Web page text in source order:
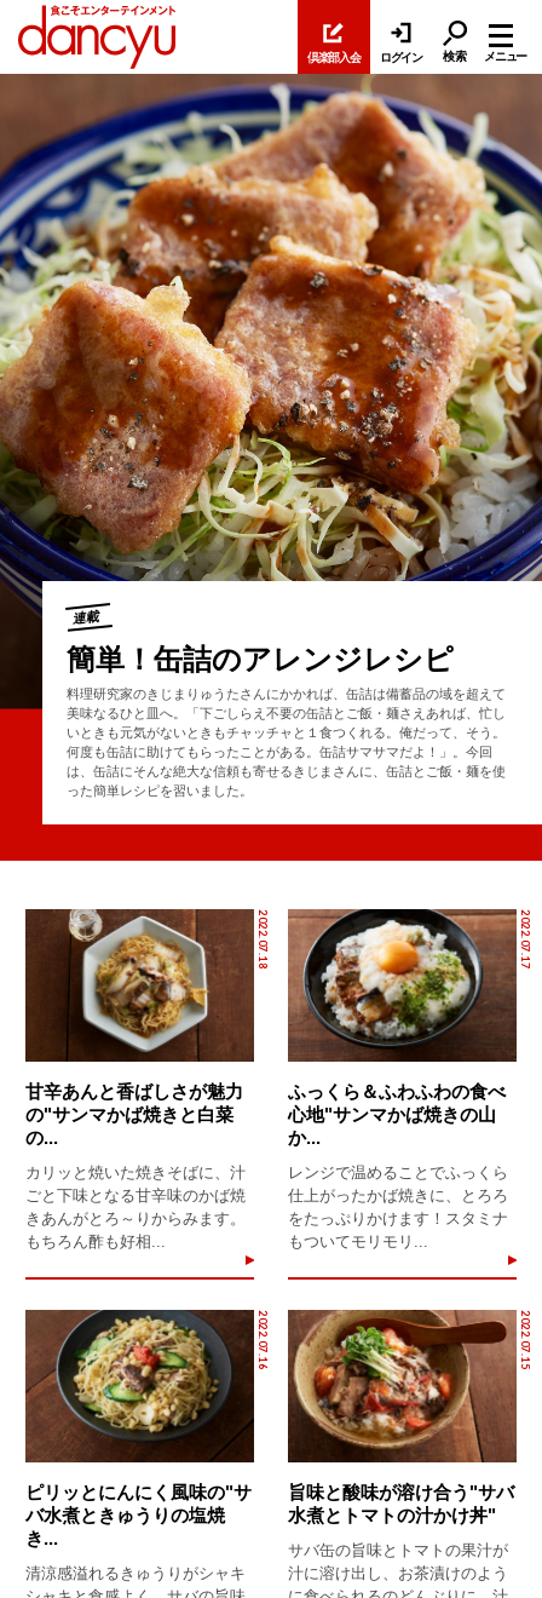
倶楽部入会 ログイン 検索 メニュー
連載
簡単！缶詰のアレンジレシピ
料理研究家のきじまりゅうたさんにかかれば、缶詰は備蓄品の域を超えて
美味なるひと皿へ。「下ごしらえ不要の缶詰とご飯・麺さえあれば、忙し
いときも元気がないときもチャッチャと１食つくれる。俺だって、そう。
何度も缶詰に助けてもらったことがある。缶詰サマサマだよ！」。今回
は、缶詰にそんな絶大な信頼も寄せるきじまさんに、缶詰とご飯・麺を使
った簡単レシピを習いました。
2022.07.18
甘辛あんと香ばしさが魅力
の"サンマかば焼きと白菜
の...
カリッと焼いた焼きそばに、汁
ごと下味となる甘辛味のかば焼
きあんがとろ～りからみます。
もちろん酢も好相...
2022.07.17
ふっくら＆ふわふわの食べ
心地"サンマかば焼きの山
か...
レンジで温めることでふっくら
仕上がったかば焼きに、とろろ
をたっぷりかけます！スタミナ
もついてモリモリ...
2022.07.16
ピリッとにんにく風味の"サ
バ水煮ときゅうりの塩焼
き...
清涼感溢れるきゅうりがシャキ
2022.07.15
旨味と酸味が溶け合う"サバ
水煮とトマトの汁かけ丼"
サバ缶の旨味とトマトの果汁が
汁に溶け出し、お茶漬けのよう